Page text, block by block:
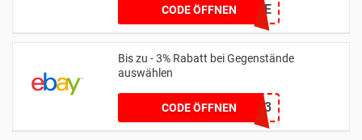
CODE ÖFFNEN
POWEREBAY5E
Bis zu - 3% Rabatt bei Gegenstände
auswählen
CODE ÖFFNEN
POWEREBAY3